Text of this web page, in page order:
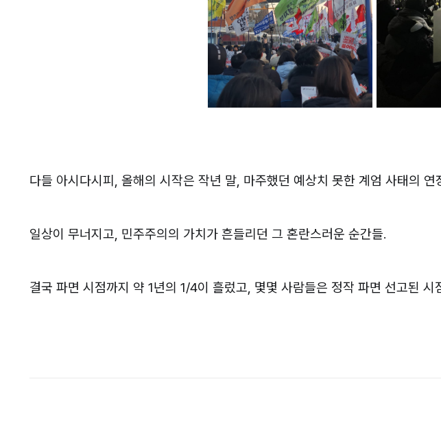
다들 아시다시피, 올해의 시작은 작년 말, 마주했던 예상치 못한 계엄 사태의 연
일상이 무너지고, 민주주의의 가치가 흔들리던 그 혼란스러운 순간들.
결국 파면 시점까지 약 1년의 1/4이 흘렀고, 몇몇 사람들은 정작 파면 선고된